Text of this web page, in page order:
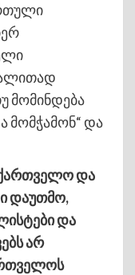
მომინდება
მომჭამონ“ და
და
დაუთმო,
და
არ